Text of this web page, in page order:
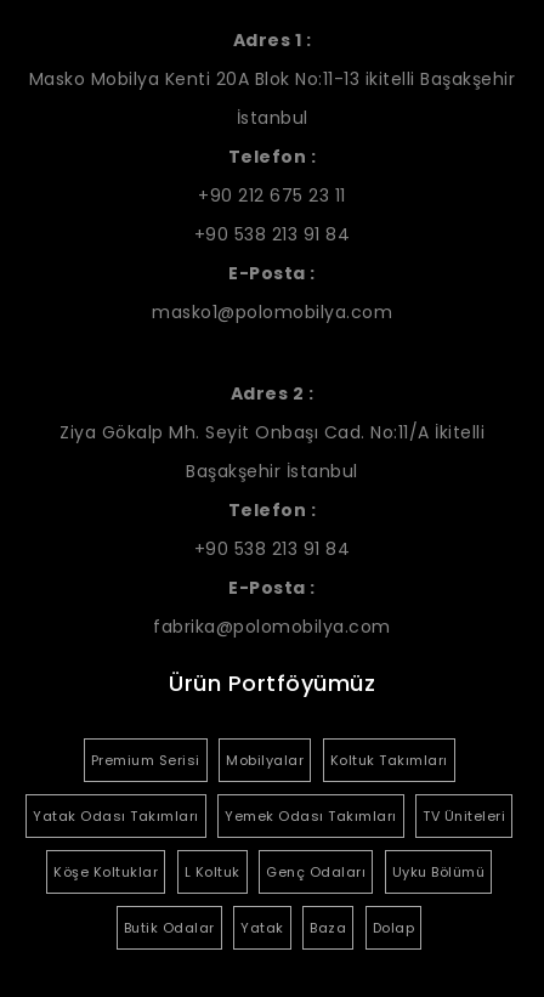
Adres 1 :
Masko Mobilya Kenti 20A Blok No:11-13 ikitelli Başakşehir
İstanbul
Telefon :
+90 212 675 23 11
+90 538 213 91 84
E-Posta :
masko1@polomobilya.com
Adres 2 :
Ziya Gökalp Mh. Seyit Onbaşı Cad. No:11/A İkitelli
Başakşehir İstanbul
Telefon :
+90 538 213 91 84
E-Posta :
fabrika@polomobilya.com
Ürün Portföyümüz
Premium Serisi Mobilyalar Koltuk Takımları
Yatak Odası Takımları Yemek Odası Takımları TV Üniteleri
Köşe Koltuklar L Koltuk Genç Odaları Uyku Bölümü
Butik Odalar Yatak Baza Dolap